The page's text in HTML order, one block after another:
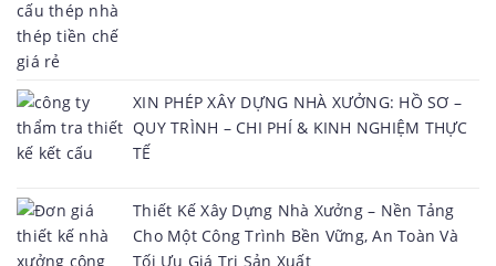
XIN PHÉP XÂY DỰNG NHÀ XƯỞNG: HỒ SƠ –
QUY TRÌNH – CHI PHÍ & KINH NGHIỆM THỰC
TẾ
Thiết Kế Xây Dựng Nhà Xưởng – Nền Tảng
Cho Một Công Trình Bền Vững, An Toàn Và
Tối Ưu Giá Trị Sản Xuất